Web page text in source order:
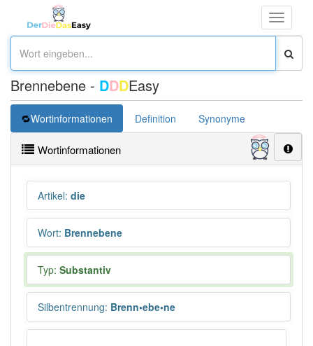
Toggle
Brennebene - DDDEasy
Wortinformationen Definition Synonyme
Wortinformationen
Artikel: die
Wort: Brennebene
Typ: Substantiv
Silbentrennung: Brenn•ebe•ne